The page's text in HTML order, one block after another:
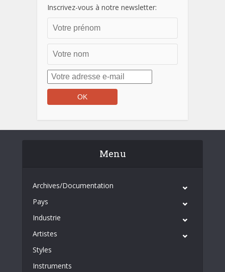
Inscrivez-vous à notre newsletter:
Menu
Archives/Documentation
Pays
Industrie
Artistes
Styles
Instruments